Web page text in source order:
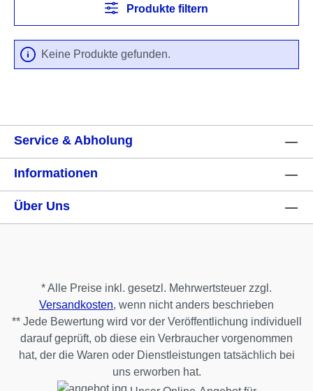
Produkte filtern
Keine Produkte gefunden.
Service & Abholung
Informationen
Über Uns
* Alle Preise inkl. gesetzl. Mehrwertsteuer zzgl.
Versandkosten, wenn nicht anders beschrieben
** Jede Bewertung wird vor der Veröffentlichung individuell
darauf geprüft, ob diese ein Verbraucher vorgenommen
hat, der die Waren oder Dienstleistungen tatsächlich bei
uns erworben hat.